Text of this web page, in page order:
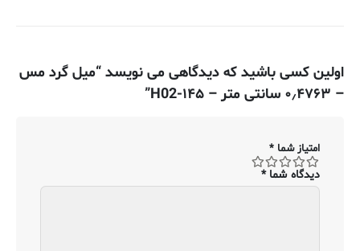
اولین کسی باشید که دیدگاهی می نویسد “میل گرد مس
– ۰٫۴۷۶۳ سانتی متر – ۱۴۵-H02”
امتیاز شما *
دیدگاه شما*